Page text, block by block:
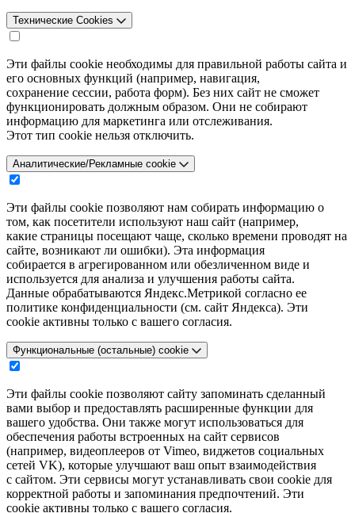
Технические Cookies
Эти файлы cookie необходимы для правильной работы сайта и
его основных функций (например, навигация,
сохранение сессии, работа форм). Без них сайт не сможет
функционировать должным образом. Они не собирают
информацию для маркетинга или отслеживания.
Этот тип cookie нельзя отключить.
Аналитические/Рекламные cookie
Эти файлы cookie позволяют нам собирать информацию о
том, как посетители используют наш сайт (например,
какие страницы посещают чаще, сколько времени проводят на
сайте, возникают ли ошибки). Эта информация
собирается в агрегированном или обезличенном виде и
используется для анализа и улучшения работы сайта.
Данные обрабатываются Яндекс.Метрикой согласно ее
политике конфиденциальности (см. сайт Яндекса). Эти
cookie активны только с вашего согласия.
Функциональные (остальные) cookie
Эти файлы cookie позволяют сайту запоминать сделанный
вами выбор и предоставлять расширенные функции для
вашего удобства. Они также могут использоваться для
обеспечения работы встроенных на сайт сервисов
(например, видеоплееров от Vimeo, виджетов социальных
сетей VK), которые улучшают ваш опыт взаимодействия
с сайтом. Эти сервисы могут устанавливать свои cookie для
корректной работы и запоминания предпочтений. Эти
cookie активны только с вашего согласия.